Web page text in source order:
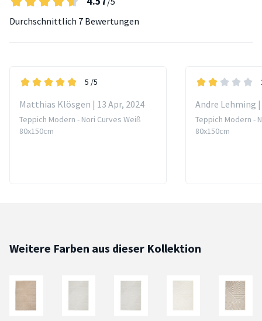
Durchschnittlich 7 Bewertungen
5 /5
Matthias Klösgen | 13 Apr, 2024
Teppich Modern - Nori Curves Weiß
80x150cm
Andre Lehming |
Teppich Modern -
80x150cm
Weitere Farben aus dieser Kollektion